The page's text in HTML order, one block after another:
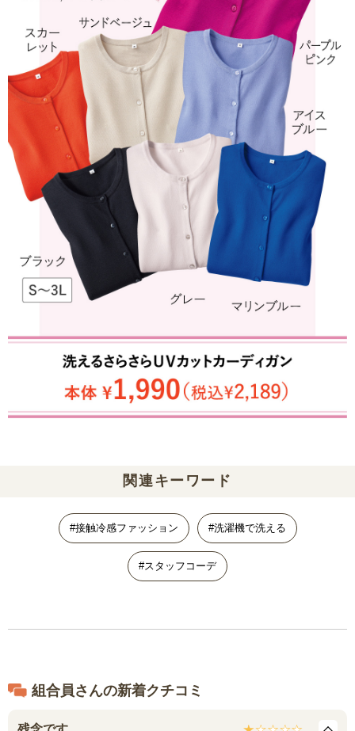
関連キーワード
#接触冷感ファッション #洗濯機で洗える
#スタッフコーデ
組合員さんの新着クチコミ